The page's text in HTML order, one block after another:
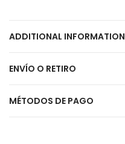
ADDITIONAL INFORMATION
ENVÍO O RETIRO
MÉTODOS DE PAGO